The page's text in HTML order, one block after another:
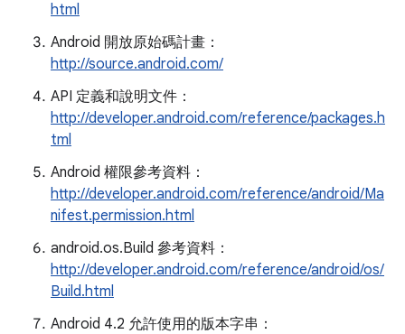
html
Android 開放原始碼計畫：
http://source.android.com/
API 定義和說明文件：
http://developer.android.com/reference/packages.h
tml
Android 權限參考資料：
http://developer.android.com/reference/android/Ma
nifest.permission.html
android.os.Build 參考資料：
http://developer.android.com/reference/android/os/
Build.html
Android 4.2 允許使用的版本字串：